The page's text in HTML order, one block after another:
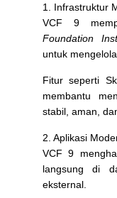
1. Infrastruktur
VCF 9
Foundation
untuk mengelola
Fitur seperti
membantu
stabil, aman,
2. Aplikasi
VCF 9
langsung di
eksternal.